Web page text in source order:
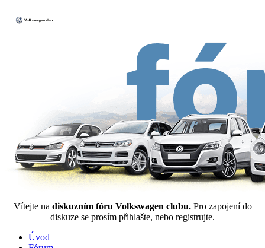
Vítejte na diskuzním fóru Volkswagen clubu. Pro zapojení do
diskuze se prosím přihlašte, nebo registrujte.
Úvod